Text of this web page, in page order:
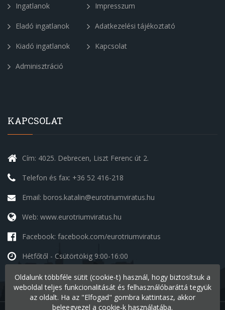
Ingatlanok
Eladó ingatlanok
Kiadó ingatlanok
Adminisztráció
Impresszum
Adatkezelési tájékoztató
Kapcsolat
KAPCSOLAT
Cím: 4025. Debrecen, Liszt Ferenc út 2.
Telefon és fax: +36 52 416-218
Email: boros.katalin@eurotriumviratus.hu
Web: www.eurotriumviratus.hu
Facebook: facebook.com/eurotriumviratus
Hétfőtől - Csütörtökig 9:00-16:00
Szombat - Vasárnap szünnap
Oldalunk többféle sütit (cookie-t) használ, hogy biztosítsuk a
weboldal teljes funkcionalitását és felhasználóbaráttá tegyük
az oldalt. Ha az "Elfogad" gombra kattintasz, akkor
beleegyezel a cookie-k használatába.